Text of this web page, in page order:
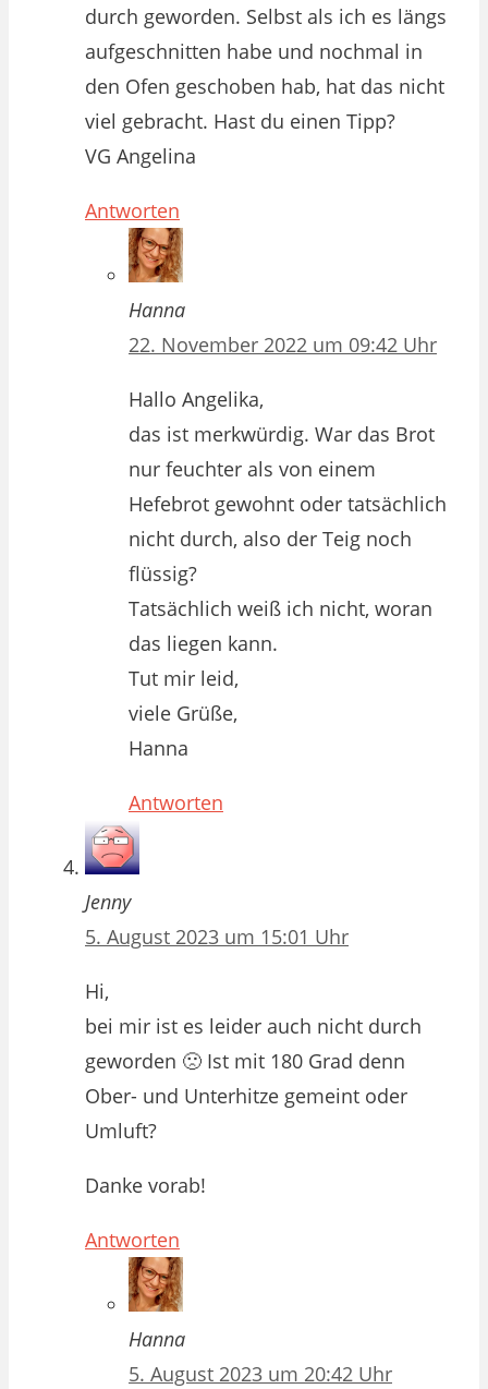
durch geworden. Selbst als ich es längs
aufgeschnitten habe und nochmal in
den Ofen geschoben hab, hat das nicht
viel gebracht. Hast du einen Tipp?
VG Angelina
Antworten
Hanna
22. November 2022 um 09:42 Uhr
Hallo Angelika,
das ist merkwürdig. War das Brot
nur feuchter als von einem
Hefebrot gewohnt oder tatsächlich
nicht durch, also der Teig noch
flüssig?
Tatsächlich weiß ich nicht, woran
das liegen kann.
Tut mir leid,
viele Grüße,
Hanna
Antworten
Jenny
5. August 2023 um 15:01 Uhr
Hi,
bei mir ist es leider auch nicht durch
geworden 🙁 Ist mit 180 Grad denn
Ober- und Unterhitze gemeint oder
Umluft?
Danke vorab!
Antworten
Hanna
5. August 2023 um 20:42 Uhr